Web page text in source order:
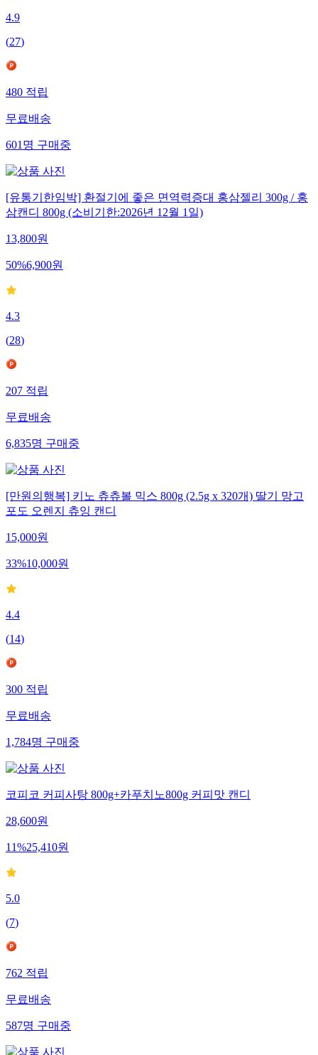
4.9
(27)
480 적립
무료배송
601 명 구매중
[유통기한임박] 환절기에 좋은 면역력증대 홍삼젤리 300g / 홍
삼캔디 800g (소비기한:2026년 12월 1일)
13,800원
50%6,900원
4.3
(28)
207 적립
무료배송
6,835명 구매중
[만원의행복] 키노 츄츄볼 믹스 800g (2.5g x 320개) 딸기 망고
포도 오렌지 츄잉 캔디
15,000원
33%10,000원
4.4
(14)
300 적립
무료배송
1,784명 구매중
코피코 커피사탕 800g+카푸치노800g 커피맛 캔디
28,600원
11%25,410원
5.0
(7)
762 적립
무료배송
587명 구매중